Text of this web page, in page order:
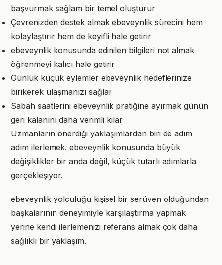
başvurmak sağlam bir temel oluşturur
Çevrenizden destek almak ebeveynlik sürecini hem
kolaylaştırır hem de keyifli hale getirir
ebeveynlik konusunda edinilen bilgileri not almak
öğrenmeyi kalıcı hale getirir
Günlük küçük eylemler ebeveynlik hedeflerinize
birikerek ulaşmanızı sağlar
Sabah saatlerini ebeveynlik pratiğine ayırmak günün
geri kalanını daha verimli kılar
Uzmanların önerdiği yaklaşımlardan biri de adım
adım ilerlemek. ebeveynlik konusunda büyük
değişiklikler bir anda değil, küçük tutarlı adımlarla
gerçekleşiyor.
ebeveynlik yolculuğu kişisel bir serüven olduğundan
başkalarının deneyimiyle karşılaştırma yapmak
yerine kendi ilerlemenizi referans almak çok daha
sağlıklı bir yaklaşım.